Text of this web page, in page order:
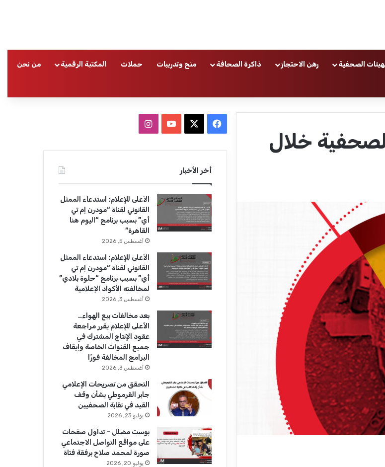
الصحفية رهن الاحتجاز ذاكرة الصحافة منح وتدريبات حملات المكتبة الرقمية من نحن
خلال
ب
و
ك
u
T
u
e
ا
ت
ق
ر
ا
م
أخر الأخبار
الأعلى للإعلام: استدعاء الممثل
القانوني لقناة “مودرن إم تي
أي” بسبب برنامج “اليوم هنا
القاهرة”
أغسطس 5, 2026
الأعلى للإعلام: استدعاء الممثل
القانوني لقناة “مودرن إم تي
أي” بسبب برنامج “حلوة بلادي”
لمخالفته الأكواد الإعلامية
أغسطس 3, 2026
بعد مخالفات بيع الهواء..
الأعلى للإعلام يقرر مراجعة
عقود الإنتاج المشترك في
جميع القنوات الخاصة وإيقاف
البرامج المخالفة فورًا
أغسطس 3, 2026
التحقق من تصريحات الإعلامي
جابر القرموطي بشأن وقف
القيد في نقابة الصحفيين
يوليو 23, 2026
بوست مضلل – تداول صفحات
على مواقع التواصل الاجتماعي
صورة لمحمد صلاح برفقة فتاة
يوليو 20, 2026